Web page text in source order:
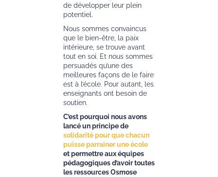
de développer leur plein
potentiel.
Nous sommes convaincus
que le bien-être, la paix
intérieure, se trouve avant
tout en soi. Et nous sommes
persuadés qu’une des
meilleures façons de le faire
est à l’école. Pour autant, les
enseignants ont besoin de
soutien.
C’est pourquoi nous avons
lancé un principe de
solidarité pour que chacun
puisse parrainer une école
et permettre aux équipes
pédagogiques d’avoir toutes
les ressources Osmose